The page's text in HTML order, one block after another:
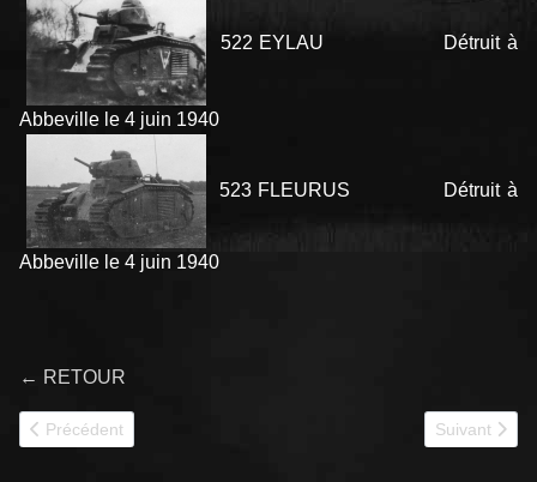
522 EYLAU Détruit à
Abbeville le 4 juin 1940
523 FLEURUS Détruit à
Abbeville le 4 juin 1940
← RETOUR
Article précédent : 352e CACC
Précédent Article
Suivant